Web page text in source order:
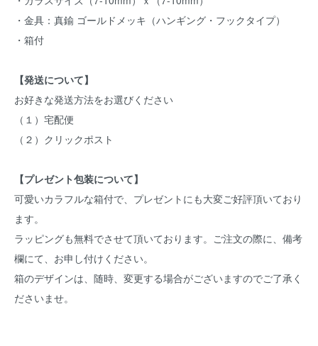
・金具：真鍮 ゴールドメッキ（ハンギング・フックタイプ）
・箱付
【発送について】
お好きな発送方法をお選びください
（１）宅配便
（２）クリックポスト
【プレゼント包装について】
可愛いカラフルな箱付で、プレゼントにも大変ご好評頂いており
ます。
ラッピングも無料でさせて頂いております。ご注文の際に、備考
欄にて、お申し付けください。
箱のデザインは、随時、変更する場合がございますのでご了承く
ださいませ。